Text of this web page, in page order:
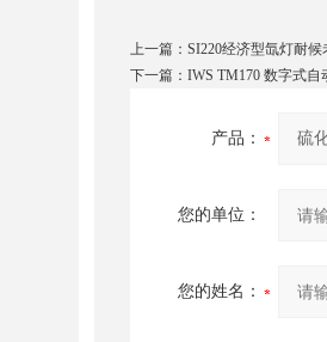
上一篇： SI220经济型氙灯耐候
下一篇： IWS TM170 数字式
产品：
您的单位：
您的姓名：